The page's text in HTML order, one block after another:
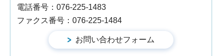
電話番号：076-225-1483
ファクス番号：076-225-1484